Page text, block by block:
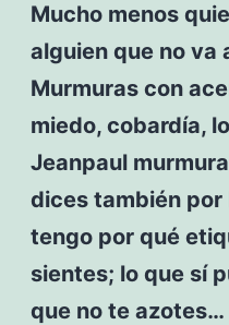
Mucho menos
alguien que no va
Murmuras con
miedo, cobardía,
Jeanpaul
dices también por
tengo por qué
sientes; lo que sí
que no te azotes…